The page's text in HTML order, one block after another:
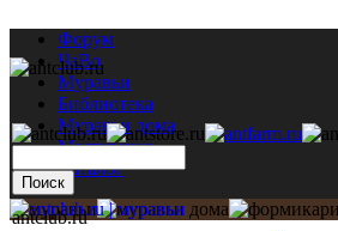
Форум
ЧаВо
Муравьи
Библиотека
Муравьи дома
Мастерская
Каталог
antclub.ru